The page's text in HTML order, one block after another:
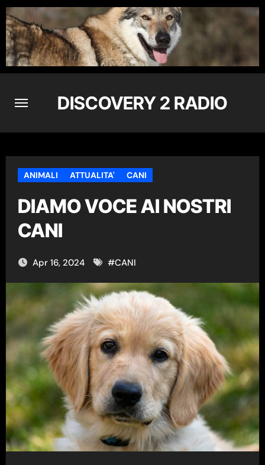
Skip
to
content
DISCOVERY 2 RADIO
ANIMALI ATTUALITA' CANI
DIAMO VOCE AI NOSTRI
CANI
Apr 16, 2024 #CANI